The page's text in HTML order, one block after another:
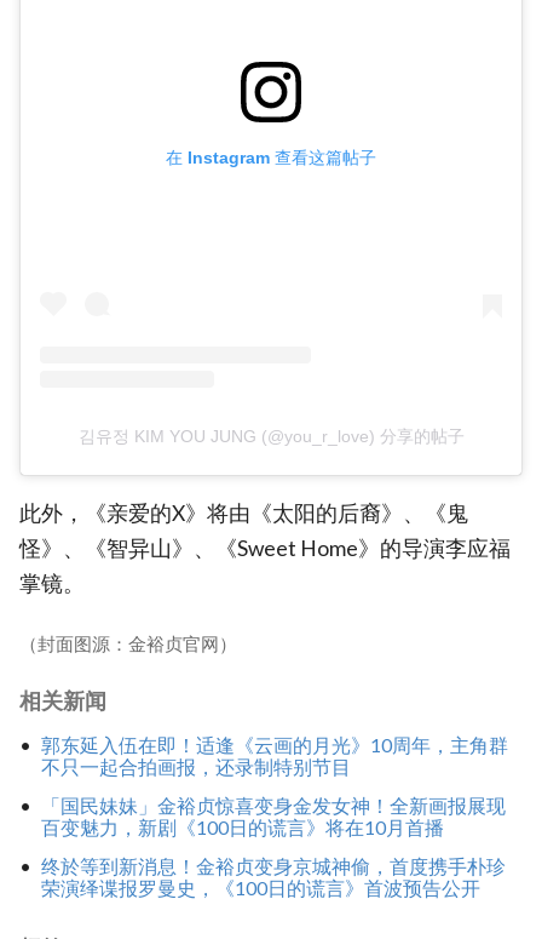
在 Instagram 查看这篇帖子
김유정 KIM YOU JUNG (@you_r_love) 分享的帖子
此外，《亲爱的X》将由《太阳的后裔》、《鬼
怪》、《智异山》、《Sweet Home》的导演李应福
掌镜。
（封面图源：金裕贞官网）
相关新闻
郭东延入伍在即！适逢《云画的月光》10周年，主角群
不只一起合拍画报，还录制特别节目
「国民妹妹」金裕贞惊喜变身金发女神！全新画报展现
百变魅力，新剧《100日的谎言》将在10月首播
终於等到新消息！金裕贞变身京城神偷，首度携手朴珍
荣演绎谍报罗曼史，《100日的谎言》首波预告公开